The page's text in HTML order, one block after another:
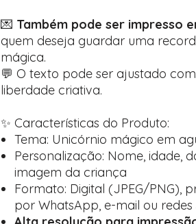
💌 Também pode ser impresso
quem deseja guardar uma
mágica.
💬 O texto pode ser ajustado
liberdade criativa.
✨ Características do Produto:
Tema: Unicórnio mágico em
Personalização: Nome, idade,
imagem da criança
Formato: Digital (JPEG/PNG),
por WhatsApp, e-mail ou redes